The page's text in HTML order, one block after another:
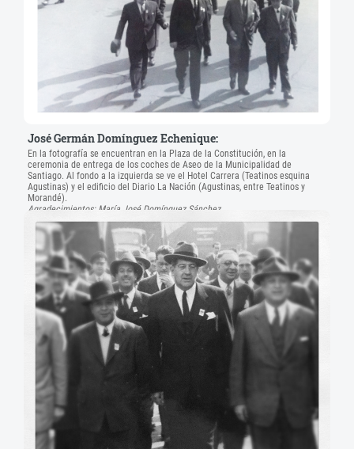
José Germán Domínguez Echenique:
En la fotografía se encuentran en la Plaza de la Constitución, en la
ceremonia de entrega de los coches de Aseo de la Municipalidad de
Santiago. Al fondo a la izquierda se ve el Hotel Carrera (Teatinos esquina
Agustinas) y el edificio del Diario La Nación (Agustinas, entre Teatinos y
Morandé).
Agradecimientos: María José Domínguez Sánchez